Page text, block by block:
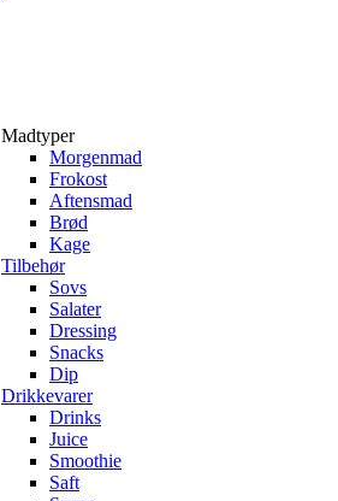
Madtyper
Morgenmad
Frokost
Aftensmad
Brød
Kage
Tilbehør
Sovs
Salater
Dressing
Snacks
Dip
Drikkevarer
Drinks
Juice
Smoothie
Saft